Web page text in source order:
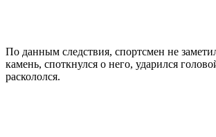
По данным следствия, спортсмен не
камень, споткнулся о него, ударился
раскололся.